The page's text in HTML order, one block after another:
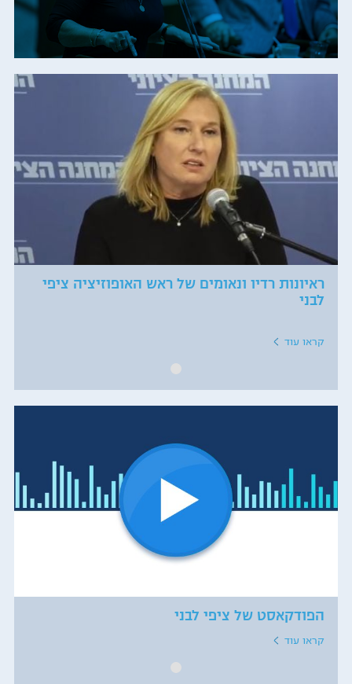
ראיונות רדיו ונאומים של ראש האופוזיציה ציפי
לבני
קראו עוד
הפודקאסט של ציפי לבני
קראו עוד